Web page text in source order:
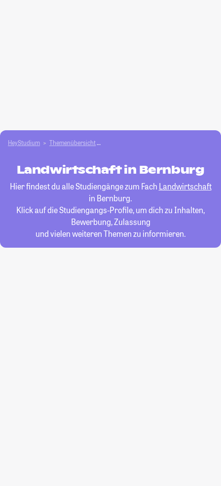
HeyStudium Themenübersicht
Landwirtschaft in Bernburg
Hier findest du alle Studiengänge zum Fach Landwirtschaft
in Bernburg.
Klick auf die Studiengangs-Profile, um dich zu Inhalten,
Bewerbung, Zulassung
und vielen weiteren Themen zu informieren.